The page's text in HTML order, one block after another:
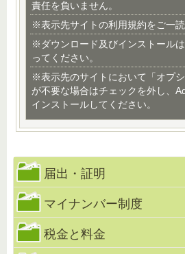
責任を負いません。
※表示先サイトの利用規約をご一読
※ダウンロード及びインストール
ってください。
※表示先のサイトにおいて「オプシ
が不要な場合はチェックを外し、
インストールしてください。
届出・証明
マイナンバー制度
税金と料金